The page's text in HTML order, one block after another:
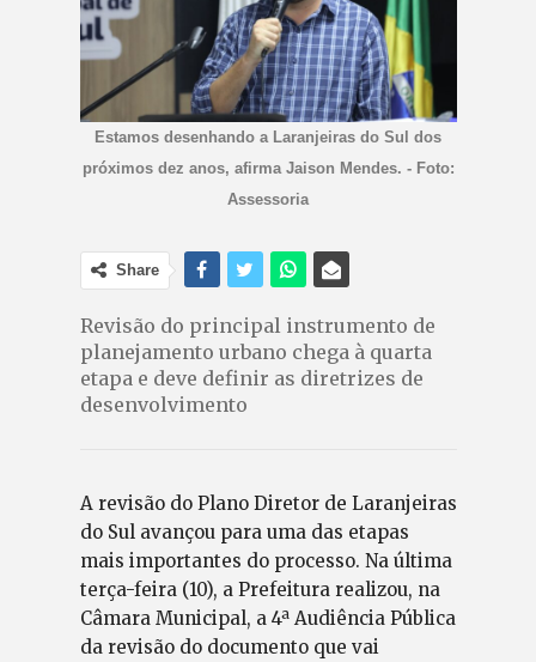
Estamos desenhando a Laranjeiras do Sul dos
próximos dez anos, afirma Jaison Mendes. - Foto:
Assessoria
Share
Revisão do principal instrumento de
planejamento urbano chega à quarta
etapa e deve definir as diretrizes de
desenvolvimento
A revisão do Plano Diretor de Laranjeiras
do Sul avançou para uma das etapas
mais importantes do processo. Na última
terça-feira (10), a Prefeitura realizou, na
Câmara Municipal, a 4ª Audiência Pública
da revisão do documento que vai